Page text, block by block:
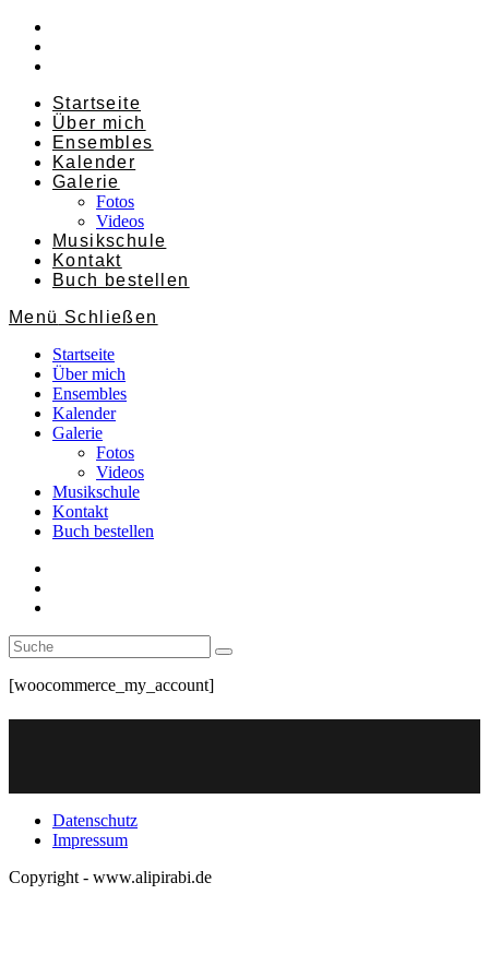
Zum
Inhalt
springen
Startseite
Über mich
Ensembles
Kalender
Galerie
Fotos
Videos
Musikschule
Kontakt
Buch bestellen
Menü Schließen
Startseite
Über mich
Ensembles
Kalender
Galerie
Fotos
Videos
Musikschule
Kontakt
Buch bestellen
[woocommerce_my_account]
Datenschutz
Impressum
Copyright - www.alipirabi.de